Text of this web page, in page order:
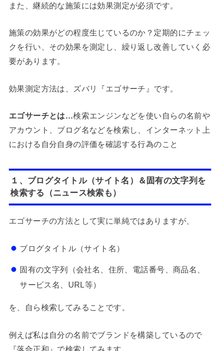
また、継続的な施策には効果測定が必須です。
施策の効果がどの程度生じているのか？定期的にチェッ
クを行い、その効果を測定し、繰り返し改善していく必
要があります。
効果測定方法は、ズバリ『エゴサーチ』です。
エゴサーチとは…検索エンジンなどを使い自らの名前や
アカウント、ブログ名などを検索し、インターネット上
における自分自身の評価を確認する行為のこと
１、ブログタイトル（サイト名）＆固有の文字列を
検索する（ニュース検索も）
エゴサーチの方法として実に単純ではありますが、
ブログタイトル（サイト名）
固有の文字列（会社名、住所、電話番号、商品名、
サービス名、URL等）
を、自ら検索してみることです。
例えば私は自分の名前でブランドを構築しているので
『落合正和』で検索してみます。